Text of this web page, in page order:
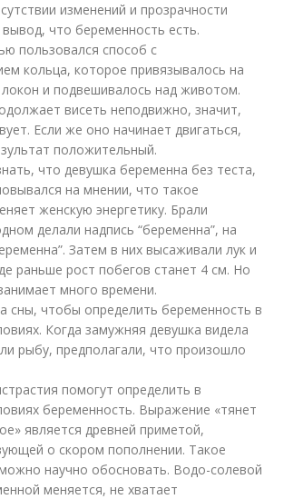
изменений и прозрачности
что беременность есть.
пользовался способ с
кольца, которое привязывалось на
и подвешивалось над животом.
висеть неподвижно, значит,
Если же оно начинает двигаться,
положительный.
что девушка беременна без теста,
на мнении, что такое
женскую энергетику. Брали
делали надпись “беременна”, на
Затем в них высаживали лук и
раньше рост побегов станет 4 см. Но
много времени.
сны, чтобы определить беременность в
Когда замужняя девушка видела
рыбу, предполагали, что произошло
помогут определить в
беременность. Выражение «тянет
является древней приметой,
о скором пополнении. Такое
научно обосновать. Водо-солевой
меняется, не хватает